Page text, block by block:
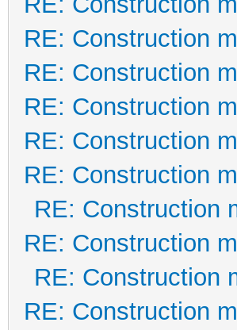
RE: Construction
RE: Construction
RE: Construction
RE: Construction
RE: Construction
RE: Construction
RE: Construction
RE: Construction
RE: Construction